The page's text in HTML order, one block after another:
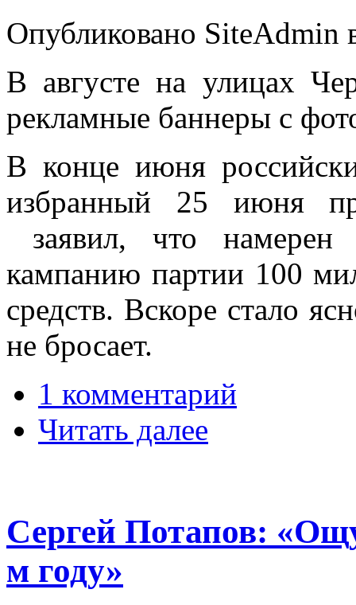
Опубликовано SiteAdmin
В августе на улицах
рекламные баннеры с
В конце июня
избранный 25 июня
заявил, что намерен
кампанию партии 100
средств. Вскоре стало
не бросает.
1 комментарий
Читать далее
Сергей Потапов:
м году»